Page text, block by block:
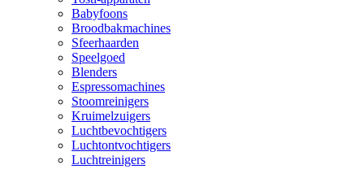
Babyfoons
Broodbakmachines
Sfeerhaarden
Speelgoed
Blenders
Espressomachines
Stoomreinigers
Kruimelzuigers
Luchtbevochtigers
Luchtontvochtigers
Luchtreinigers